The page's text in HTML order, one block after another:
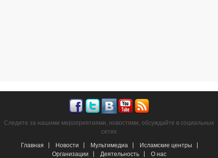
Следите за нашими мероприятиями, новостями, обсуждайте в социальных
сетях
Главная
Новости Мультимедиа
Исламские центры
Организации
Деятельность О нас